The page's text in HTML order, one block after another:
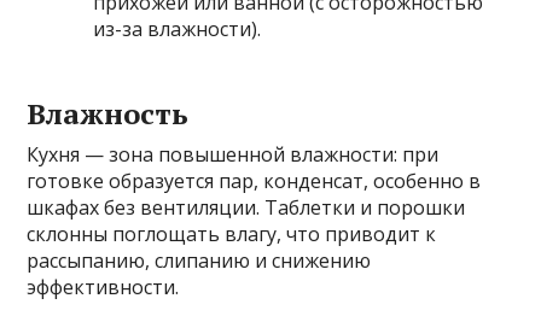
из-за влажности).
Влажность
Кухня — зона повышенной влажности: при
готовке образуется пар, конденсат, особенно в
шкафах без вентиляции. Таблетки и порошки
склонны поглощать влагу, что приводит к
рассыпанию, слипанию и снижению
эффективности.